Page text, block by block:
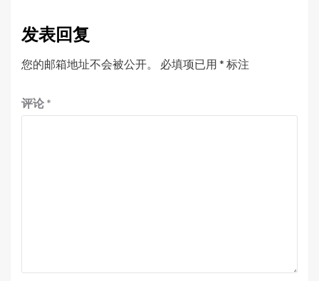
发表回复
您的邮箱地址不会被公开。 必填项已用 * 标注
评论 *